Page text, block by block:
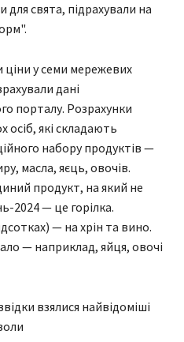
свята, підрахували на
ціни у семи мережевих
дані
порталу. Розрахунки
осіб, які складають
набору продуктів —
масла, яєць, овочів.
продукт, на який не
2024 — це горілка.
— на хрін та вино.
— наприклад, яйця, овочі
взялися найвідоміші